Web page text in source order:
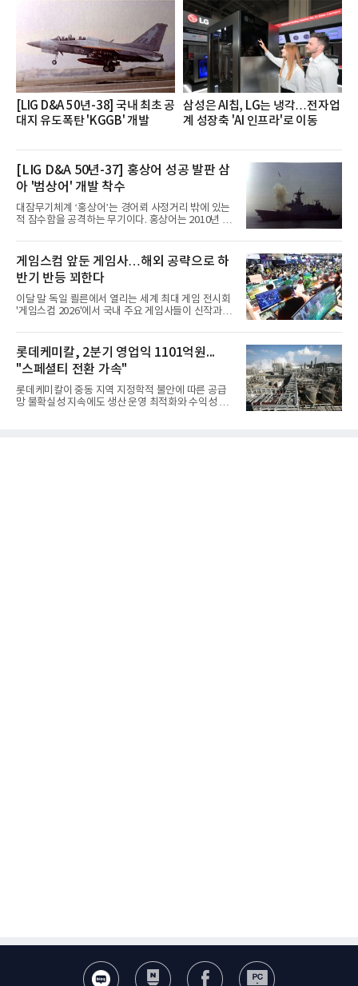
쳐 진행됐다.참고로 새로이(e)는 NH농협캐피탈 MZ
세대들로(과장~계장) 구성된 자율 참여조직으로, 조
직문화 혁신과 업무 효율성 향상을 위한 다양한 활동
을 추진하며,새로운 변화와 이로운 영향력을 조직전
반에 전파하는 역할
[LIG D&A 50년-38] 국내 최초 공
대지 유도폭탄 'KGGB' 개발
삼성은 AI칩, LG는 냉각…전자업
계 성장축 'AI 인프라'로 이동
[LIG D&A 50년-37] 홍상어 성공 발판 삼
아 '범상어' 개발 착수
대잠무기체계 ‘홍상어’는 경어뢰 사정거리 밖에 있는
적 잠수함을 공격하는 무기이다. 홍상어는 2010년 넥
이뤄졌다. 이후 2012년 한국형 구축함(KDX-1) 이상
의 함정에 실전 배치됐다.그해 7월 해군은 동해상에서
성능 검증을 위해 홍상어 시험발사를 실시했다. 이때
홍상어가 목표 지점에서 입수한 후 표적을 타격하지
못하고 물속에서 멈춰버리는 예상 밖의 일이 벌어졌
다. 2차 품질확인 사격 시험에서도 만족스러운 결과를
얻지 못했다. 완벽한 신뢰성 확보를 위해 LIG넥스원은
분야를
게임스컴 앞둔 게임사…해외 공략으로 하
반기 반등 꾀한다
이달 말 독일 쾰른에서 열리는 세계 최대 게임 전시회
'게임스컴 2026'에서 국내 주요 게임사들이 신작과 글
체별로 엇갈린 가운데 하반기 신작 흥행과 해외 시장
성과가 실적을 좌우할 핵심 변수로 떠오르고 있다.8일
업계에 따르면 올해 상반기 게임업계는 기업별 성적
표가 크게 갈렸다. 대표적으로 크래프톤은 'PUBG: 배
틀그라운드'의 안정적인 성장에 힘입어 상반기 연결
기준 매출 2조6616억원, 영업이익 9725억원으로 역
대 최대 실적을 기록했다. 엔씨도 올해 출시한 '아이온
롯데케미칼, 2분기 영업익 1101억원...
"스페셜티 전환 가속"
롯데케미칼이 중동 지역 지정학적 불안에 따른 공급
망 불확실성 지속에도 생산 운영 최적화와 수익성 중